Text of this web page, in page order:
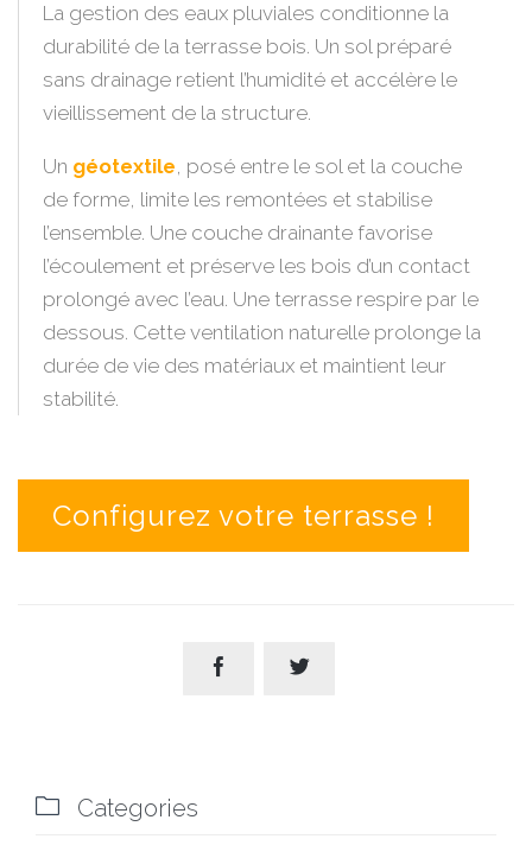
La gestion des eaux pluviales conditionne la
durabilité de la terrasse bois. Un sol préparé
sans drainage retient l’humidité et accélère le
vieillissement de la structure.
Un géotextile, posé entre le sol et la couche
de forme, limite les remontées et stabilise
l’ensemble. Une couche drainante favorise
l’écoulement et préserve les bois d’un contact
prolongé avec l’eau. Une terrasse respire par le
dessous. Cette ventilation naturelle prolonge la
durée de vie des matériaux et maintient leur
stabilité.
Configurez votre terrasse !
 
 Categories